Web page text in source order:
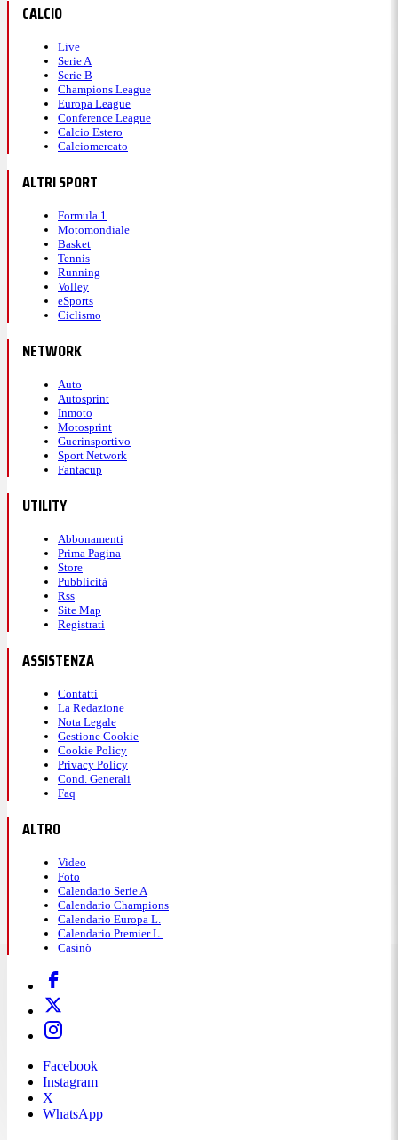
CALCIO
Live
Serie A
Serie B
Champions League
Europa League
Conference League
Calcio Estero
Calciomercato
ALTRI SPORT
Formula 1
Motomondiale
Basket
Tennis
Running
Volley
eSports
Ciclismo
NETWORK
Auto
Autosprint
Inmoto
Motosprint
Guerinsportivo
Sport Network
Fantacup
UTILITY
Abbonamenti
Prima Pagina
Store
Pubblicità
Rss
Site Map
Registrati
ASSISTENZA
Contatti
La Redazione
Nota Legale
Gestione Cookie
Cookie Policy
Privacy Policy
Cond. Generali
Faq
ALTRO
Video
Foto
Calendario Serie A
Calendario Champions
Calendario Europa L.
Calendario Premier L.
Casinò
Facebook
Instagram
X
WhatsApp